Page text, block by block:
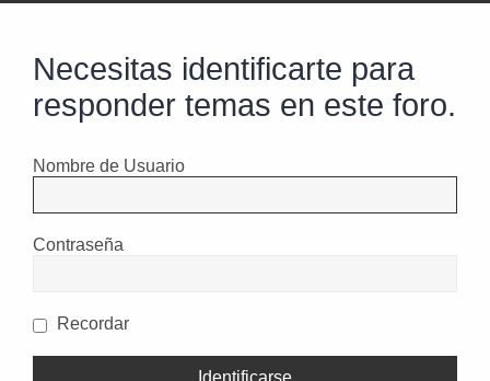
Necesitas identificarte para
responder temas en este foro.
Nombre de Usuario
Contraseña
Recordar